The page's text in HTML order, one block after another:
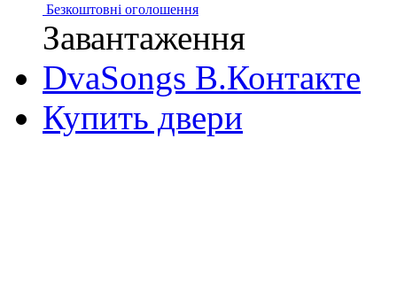
Безкоштовні оголошення
Завантаження
DvaSongs В.Контакте
Купить двери